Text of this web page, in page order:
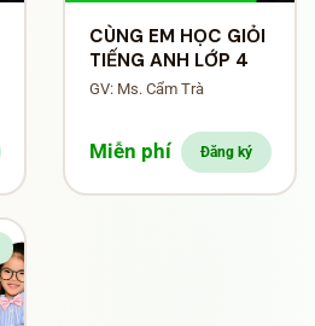
CÙNG EM HỌC GIỎI
TIẾNG ANH LỚP 4
GV: Ms. Cẩm Trà
Miễn phí Đăng ký